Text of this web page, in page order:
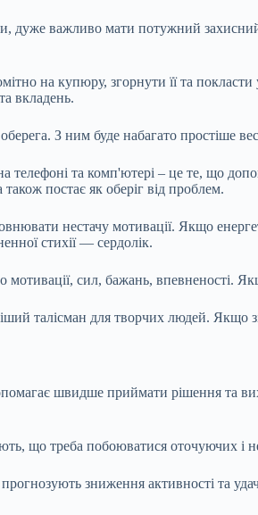
дуже важливо мати потужний
на купюру, згорнути її та
вкладень.
З ним буде набагато простіше
телефоні та комп'ютері – це те, що
також постає як оберіг від проблем.
нестачу мотивації. Якщо
стихії — сердолік.
сил, бажань, впевненості.
талісман для творчих людей. Якщо
швидше приймати рішення та
що треба побоюватися оточуючих і
зниження активності та